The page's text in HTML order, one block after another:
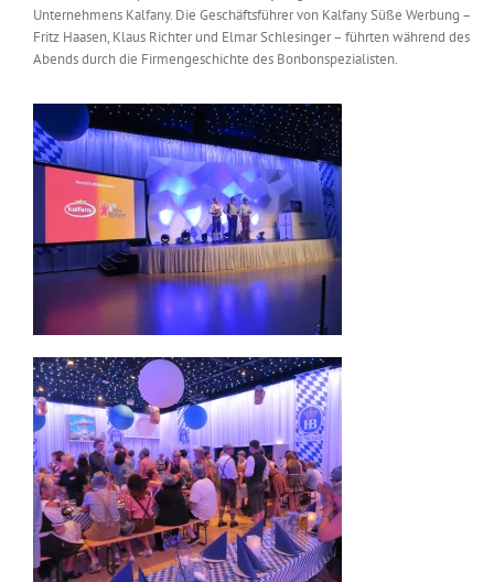
Messen & Events
Interviews
Wissen
Product Guide
Jobshop
Suche
nach:
Unternehmens Kalfany. Die Geschäftsführer von Kalfany Süße Werbung –
Fritz Haasen, Klaus Richter und Elmar Schlesinger – führten während des
Abends durch die Firmengeschichte des Bonbonspezialisten.